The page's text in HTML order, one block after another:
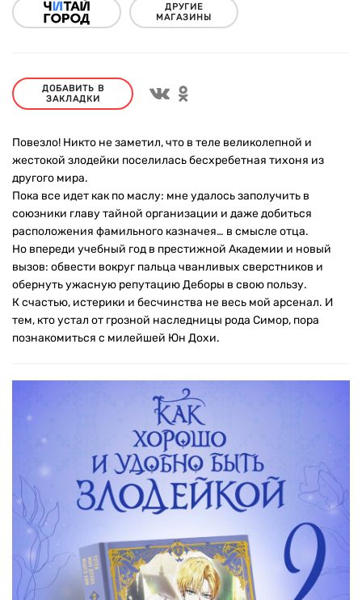
ДРУГИЕ
МАГАЗИНЫ
ДОБАВИТЬ В
ЗАКЛАДКИ
Повезло! Никто не заметил, что в теле великолепной и
жестокой злодейки поселилась бесхребетная тихоня из
другого мира.
Пока все идет как по маслу: мне удалось заполучить в
союзники главу тайной организации и даже добиться
расположения фамильного казначея… в смысле отца.
Но впереди учебный год в престижной Академии и новый
вызов: обвести вокруг пальца чванливых сверстников и
обернуть ужасную репутацию Деборы в свою пользу.
К счастью, истерики и бесчинства не весь мой арсенал. И
тем, кто устал от грозной наследницы рода Симор, пора
познакомиться с милейшей Юн Дохи.